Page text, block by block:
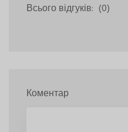
Всього відгуків: (0)
Коментар